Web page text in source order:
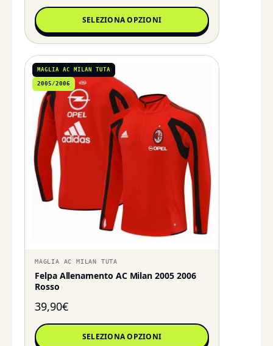
SELEZIONA OPZIONI
MAGLIA AC MILAN TUTA
2005/2006
MAGLIA AC MILAN TUTA
Felpa Allenamento AC Milan 2005 2006
Rosso
39,90€
SELEZIONA OPZIONI